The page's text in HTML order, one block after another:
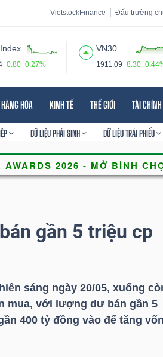
VietstockFinance Đấu trường
0.80 0.27%
VN30
1911.09 8.30
HÀNG HÓA KINH TẾ THẾ GIỚI TÀI
DỮ LIỆU PHÁI SINH DỮ LIỆU TRÁI PHIẾU
gần 5 triệu cp
sáng ngày 20/05, xuống
mua, với lượng dư bán gần 5
400 tỷ đồng vào để tăng vốn